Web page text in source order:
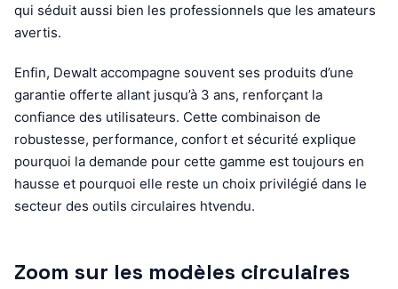
qui séduit aussi bien les professionnels que les amateurs
avertis.
Enfin, Dewalt accompagne souvent ses produits d’une
garantie offerte allant jusqu’à 3 ans, renforçant la
confiance des utilisateurs. Cette combinaison de
robustesse, performance, confort et sécurité explique
pourquoi la demande pour cette gamme est toujours en
hausse et pourquoi elle reste un choix privilégié dans le
secteur des outils circulaires htvendu.
Zoom sur les modèles circulaires